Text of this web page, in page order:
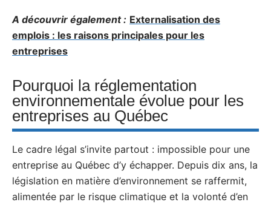
A découvrir également : Externalisation des
emplois : les raisons principales pour les
entreprises
Pourquoi la réglementation
environnementale évolue pour les
entreprises au Québec
Le cadre légal s’invite partout : impossible pour une
entreprise au Québec d’y échapper. Depuis dix ans, la
législation en matière d’environnement se raffermit,
alimentée par le risque climatique et la volonté d’en